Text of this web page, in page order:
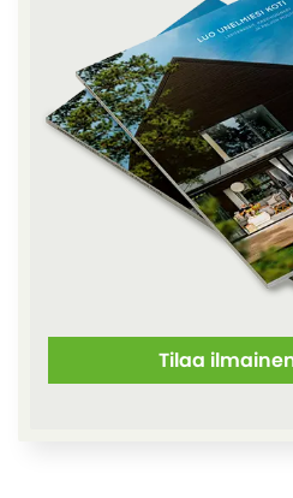
Tilaa